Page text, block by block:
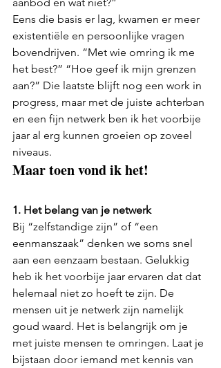
Eens die basis er lag, kwamen er meer
existentiële en persoonlijke vragen
bovendrijven. “Met wie omring ik me
het best?” “Hoe geef ik mijn grenzen
aan?” Die laatste blijft nog een work in
progress, maar met de juiste achterban
en een fijn netwerk ben ik het voorbije
jaar al erg kunnen groeien op zoveel
niveaus.
Maar toen vond ik het!
1. Het belang van je netwerk
Bij “zelfstandige zijn” of “een
eenmanszaak” denken we soms snel
aan een eenzaam bestaan. Gelukkig
heb ik het voorbije jaar ervaren dat dat
helemaal niet zo hoeft te zijn. De
mensen uit je netwerk zijn namelijk
goud waard. Het is belangrijk om je
met juiste mensen te omringen. Laat je
bijstaan door iemand met kennis van